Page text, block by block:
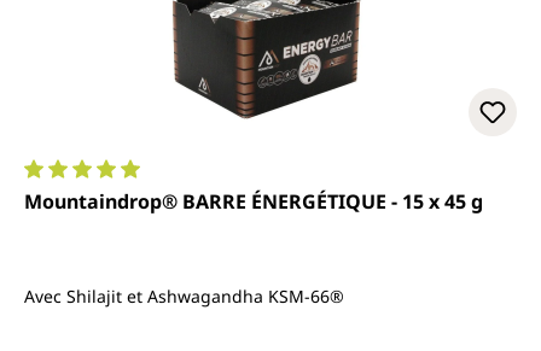
Note moyenne de 5 sur 5 étoiles
Mountaindrop® BARRE ÉNERGÉTIQUE - 15 x 45 g
Avec Shilajit et Ashwagandha KSM-66®